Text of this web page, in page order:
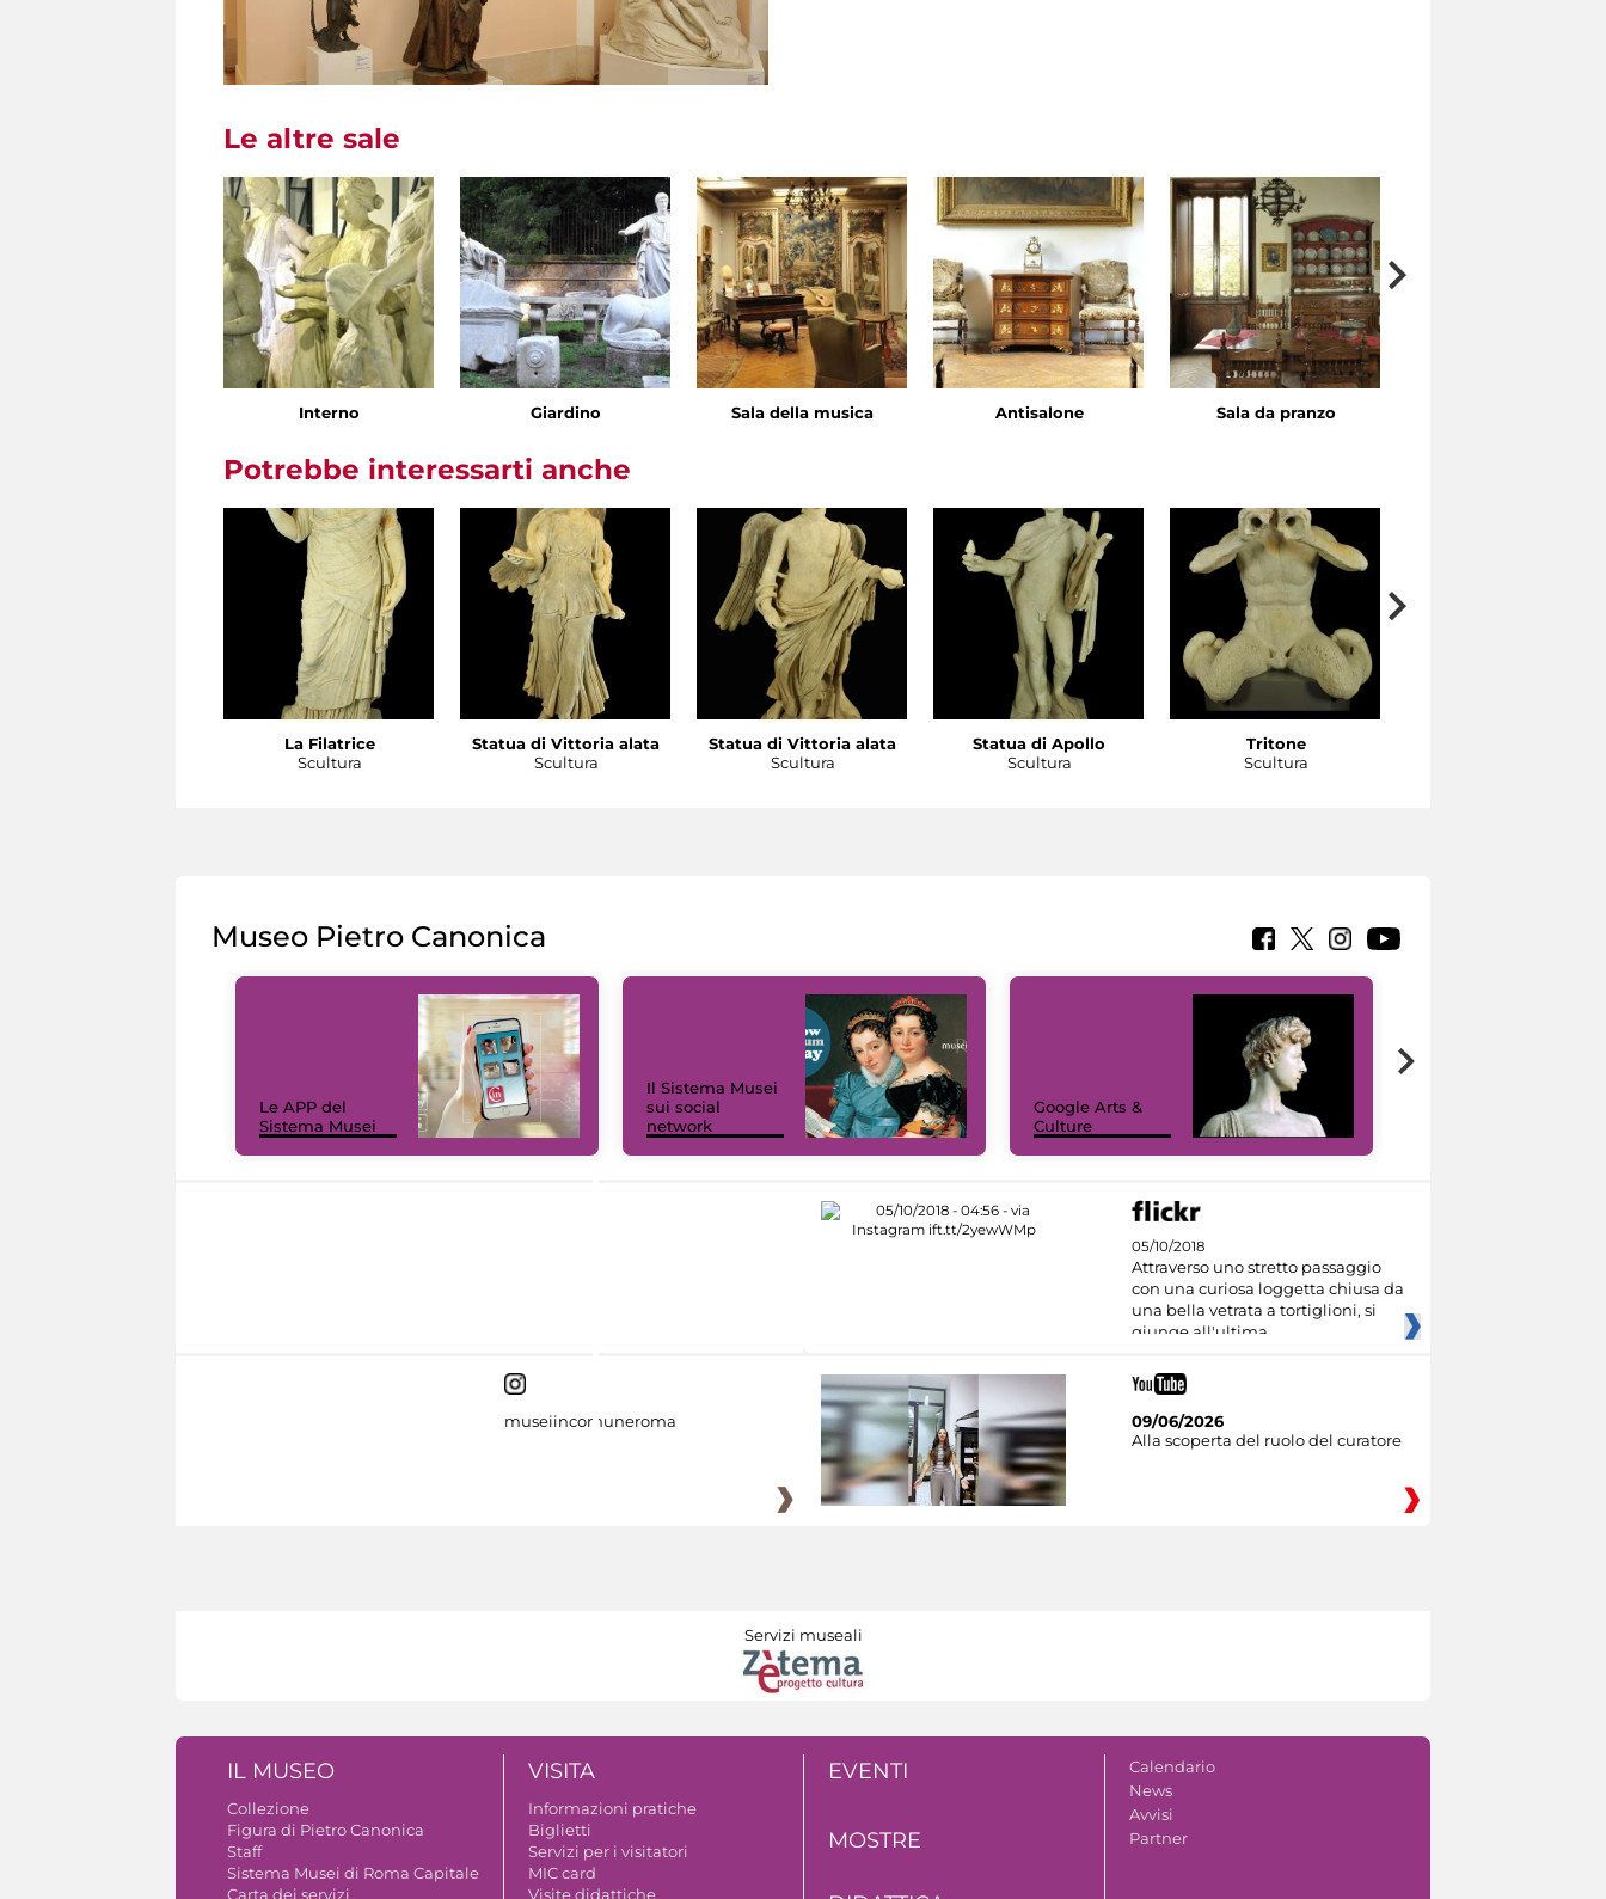
Le altre sale
Interno Giardino Sala della musica Antisalone Sala da pranzo
Potrebbe interessarti anche
La Filatrice
Scultura
Statua di Vittoria alata
Scultura
Statua di Vittoria alata
Scultura
Statua di Apollo
Scultura
Tritone
Scultura
Museo Pietro Canonica
Le APP del
Sistema Musei
Il Sistema Musei
sui social
network
Google Arts &
Culture
05/10/2018
Attraverso uno stretto passaggio
con una curiosa loggetta chiusa da
una bella vetrata a tortiglioni, si
giunge all'ultima
museiincomuneroma
09/06/2026
Alla scoperta del ruolo del curatore
Servizi museali
IL MUSEO
Collezione
Figura di Pietro Canonica
Staff
Sistema Musei di Roma Capitale
Carta dei servizi
VISITA
Informazioni pratiche
Biglietti
Servizi per i visitatori
MIC card
Visite didattiche
EVENTI
MOSTRE
Calendario
News
Avvisi
Partner